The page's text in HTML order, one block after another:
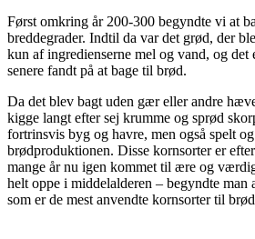
Først omkring år 200-­300 begyndte vi at
breddegrader. Indtil da var det grød, der
kun af ingredienserne mel og vand, og det
senere fandt på at bage til brød.
Da det blev bagt uden gær eller andre
kig­ge langt efter sej krumme og sprød
fortrinsvis byg og hav­re, men også spelt
brødproduktionen. Disse kornsorter er
mange år nu igen kommet til ære og
helt oppe i middelalderen – be­gyndte man
som er de mest anvendte kornsorter til